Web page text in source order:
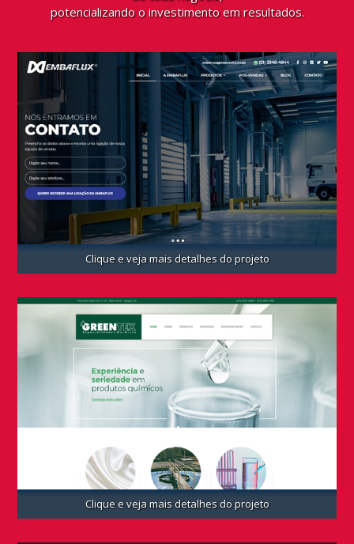
potencializando o investimento em resultados.
Clique e veja mais detalhes do projeto
Clique e veja mais detalhes do projeto